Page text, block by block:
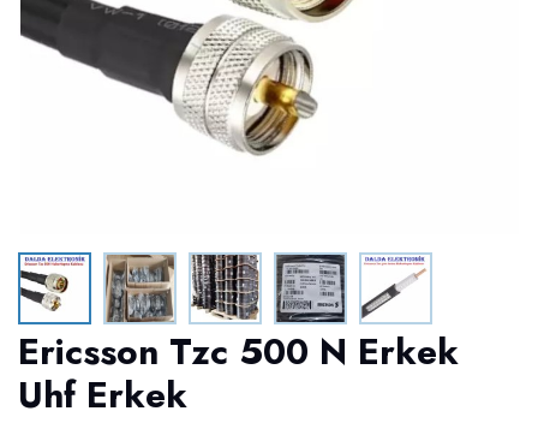
Ericsson Tzc 500 N Erkek
Uhf Erkek